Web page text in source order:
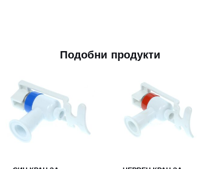
Подобни продукти